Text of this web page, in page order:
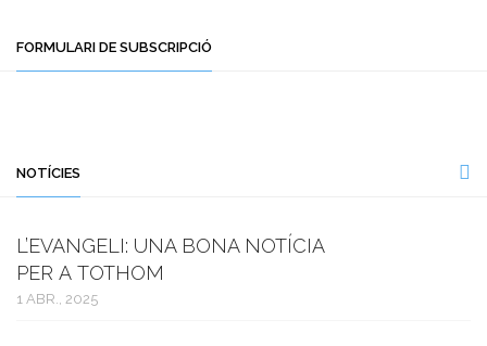
FORMULARI DE SUBSCRIPCIÓ
NOTÍCIES
L’EVANGELI: UNA BONA NOTÍCIA
PER A TOTHOM
1 ABR., 2025